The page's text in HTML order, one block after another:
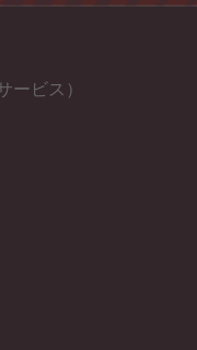
ビス）